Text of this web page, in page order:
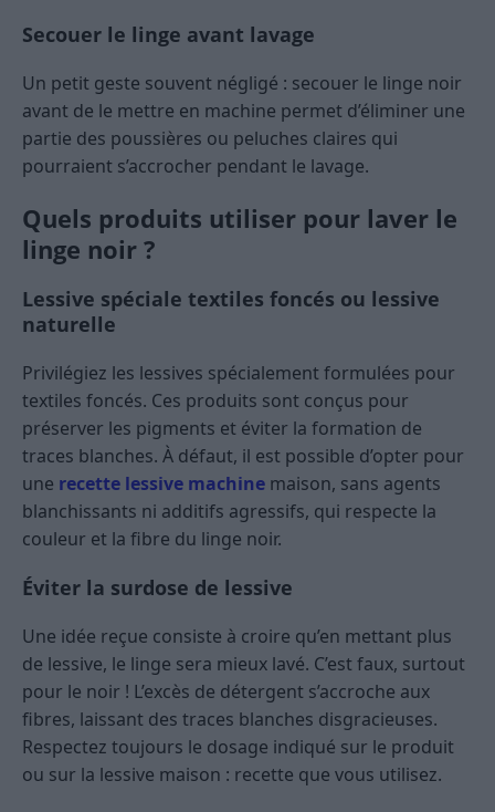
Secouer le linge avant lavage
Un petit geste souvent négligé : secouer le linge noir
avant de le mettre en machine permet d’éliminer une
partie des poussières ou peluches claires qui
pourraient s’accrocher pendant le lavage.
Quels produits utiliser pour laver le
linge noir ?
Lessive spéciale textiles foncés ou lessive
naturelle
Privilégiez les lessives spécialement formulées pour
textiles foncés. Ces produits sont conçus pour
préserver les pigments et éviter la formation de
traces blanches. À défaut, il est possible d’opter pour
une recette lessive machine maison, sans agents
blanchissants ni additifs agressifs, qui respecte la
couleur et la fibre du linge noir.
Éviter la surdose de lessive
Une idée reçue consiste à croire qu’en mettant plus
de lessive, le linge sera mieux lavé. C’est faux, surtout
pour le noir ! L’excès de détergent s’accroche aux
fibres, laissant des traces blanches disgracieuses.
Respectez toujours le dosage indiqué sur le produit
ou sur la lessive maison : recette que vous utilisez.